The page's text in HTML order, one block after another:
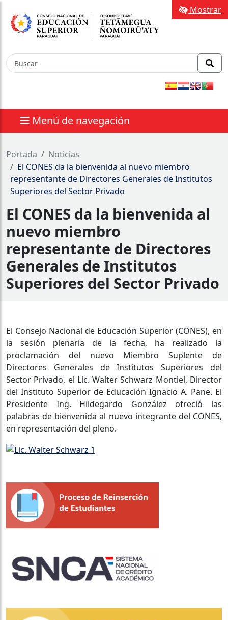
Menú de navegación
Mostrar
Portada
Noticias
El CONES da la bienvenida al nuevo miembro
representante de Directores Generales de Institutos
Superiores del Sector Privado
El CONES da la bienvenida al
nuevo miembro
representante de Directores
Generales de Institutos
Superiores del Sector Privado
El Consejo Nacional de Educación Superior (CONES), en
la sesión plenaria de la fecha, ha realizado la
proclamación del nuevo Miembro Suplente de
Directores Generales de Institutos Superiores del
Sector Privado, el Lic. Walter Schwarz Montiel, Director
del Instituto Superior de Educación Ignacio A. Pane. El
Presidente Ing. Hildegardo González ofreció las
palabras de bienvenida al nuevo integrante del CONES,
en representación del pleno.